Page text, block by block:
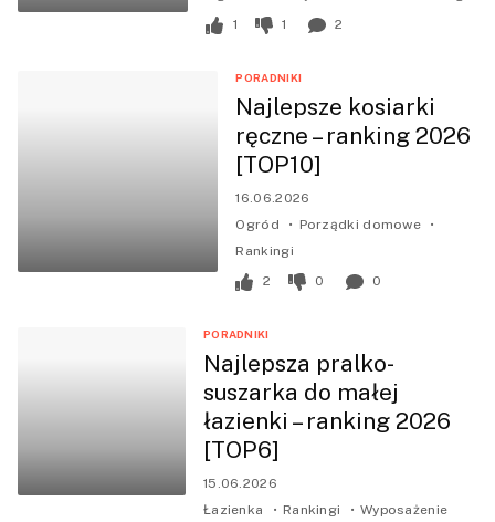
1
1 2
PORADNIKI
16.06.2026
Najlepsze kosiarki
ręczne – ranking 2026
[TOP10]
Ogród
Porządki domowe
Rankingi
2
0 0
PORADNIKI
15.06.2026
Najlepsza pralko-
suszarka do małej
łazienki – ranking 2026
[TOP6]
Łazienka Rankingi
Wyposażenie